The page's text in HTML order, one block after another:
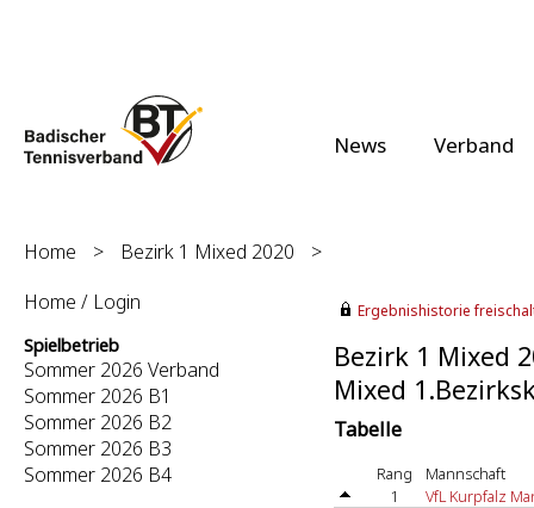
News Verband
Home > Bezirk 1 Mixed 2020
>
Home / Login
Spielbetrieb
Sommer 2026 Verband
Sommer 2026 B1
Sommer 2026 B2
Sommer 2026 B3
Sommer 2026 B4
Ergebnishistorie
Bezirk 1 Mixed
Mixed
Tabelle
Rang
Mannschaft
1
VfL Kurpfalz